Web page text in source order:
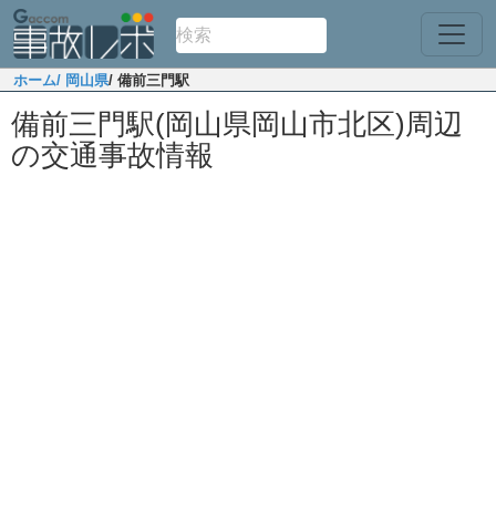
ホーム/ 岡山県/ 備前三門駅
備前三門駅(岡山県岡山市北区)周辺
の交通事故情報